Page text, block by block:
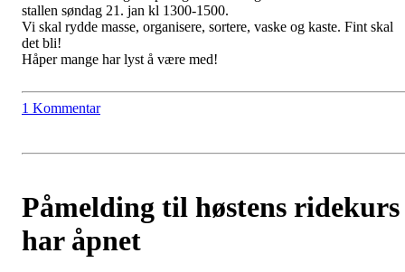
stallen søndag 21. jan kl 1300-1500.
Vi skal rydde masse, organisere, sortere, vaske og kaste. Fint skal
det bli!
Håper mange har lyst å være med!
1 Kommentar
Påmelding til høstens ridekurs
har åpnet